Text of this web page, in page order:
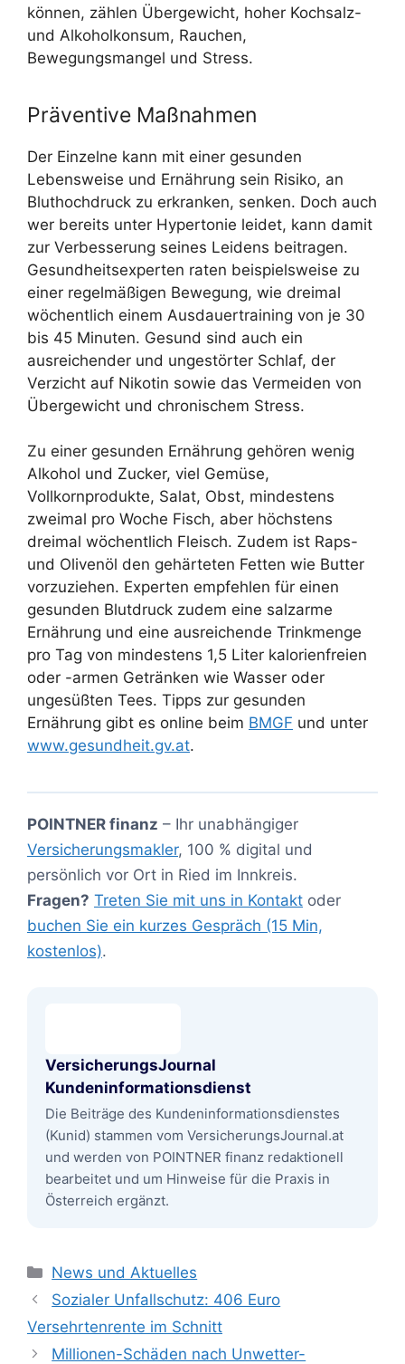
können, zählen Übergewicht, hoher Kochsalz-
und Alkoholkonsum, Rauchen,
Bewegungsmangel und Stress.
Präventive Maßnahmen
Der Einzelne kann mit einer gesunden
Lebensweise und Ernährung sein Risiko, an
Bluthochdruck zu erkranken, senken. Doch auch
wer bereits unter Hypertonie leidet, kann damit
zur Verbesserung seines Leidens beitragen.
Gesundheitsexperten raten beispielsweise zu
einer regelmäßigen Bewegung, wie dreimal
wöchentlich einem Ausdauertraining von je 30
bis 45 Minuten. Gesund sind auch ein
ausreichender und ungestörter Schlaf, der
Verzicht auf Nikotin sowie das Vermeiden von
Übergewicht und chronischem Stress.
Zu einer gesunden Ernährung gehören wenig
Alkohol und Zucker, viel Gemüse,
Vollkornprodukte, Salat, Obst, mindestens
zweimal pro Woche Fisch, aber höchstens
dreimal wöchentlich Fleisch. Zudem ist Raps-
und Olivenöl den gehärteten Fetten wie Butter
vorzuziehen. Experten empfehlen für einen
gesunden Blutdruck zudem eine salzarme
Ernährung und eine ausreichende Trinkmenge
pro Tag von mindestens 1,5 Liter kalorienfreien
oder -armen Getränken wie Wasser oder
ungesüßten Tees. Tipps zur gesunden
Ernährung gibt es online beim BMGF und unter
www.gesundheit.gv.at.
POINTNER finanz – Ihr unabhängiger
Versicherungsmakler, 100 % digital und
persönlich vor Ort in Ried im Innkreis.
Fragen? Treten Sie mit uns in Kontakt oder
buchen Sie ein kurzes Gespräch (15 Min,
kostenlos).
VersicherungsJournal
Kundeninformationsdienst
Die Beiträge des Kundeninformationsdienstes
(Kunid) stammen vom VersicherungsJournal.at
und werden von POINTNER finanz redaktionell
bearbeitet und um Hinweise für die Praxis in
Österreich ergänzt.
Kategorien
News und Aktuelles
Sozialer Unfallschutz: 406 Euro
Versehrtenrente im Schnitt
Millionen-Schäden nach Unwetter-